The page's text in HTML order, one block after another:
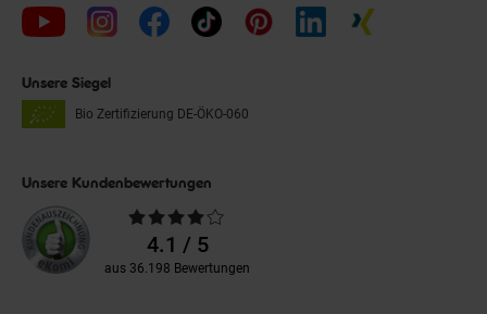
Unsere Siegel
Bio Zertifizierung DE-ÖKO-060
Unsere Kundenbewertungen
Durchschnittliche
Bewertungen4.1 / 5
aus 36.198 Bewertungen